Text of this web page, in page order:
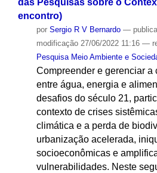
das Pesquisas sobre o
encontro)
por Sergio R V Bernardo —
modificação27/06/2022 11:16 —
Pesquisa Meio Ambiente e
Compreender e gerenciar a
entre água, energia e
desafios do século 21,
contexto de crises
climática e a perda de
urbanização acelerada,
socioeconômicas e
vulnerabilidades. Neste